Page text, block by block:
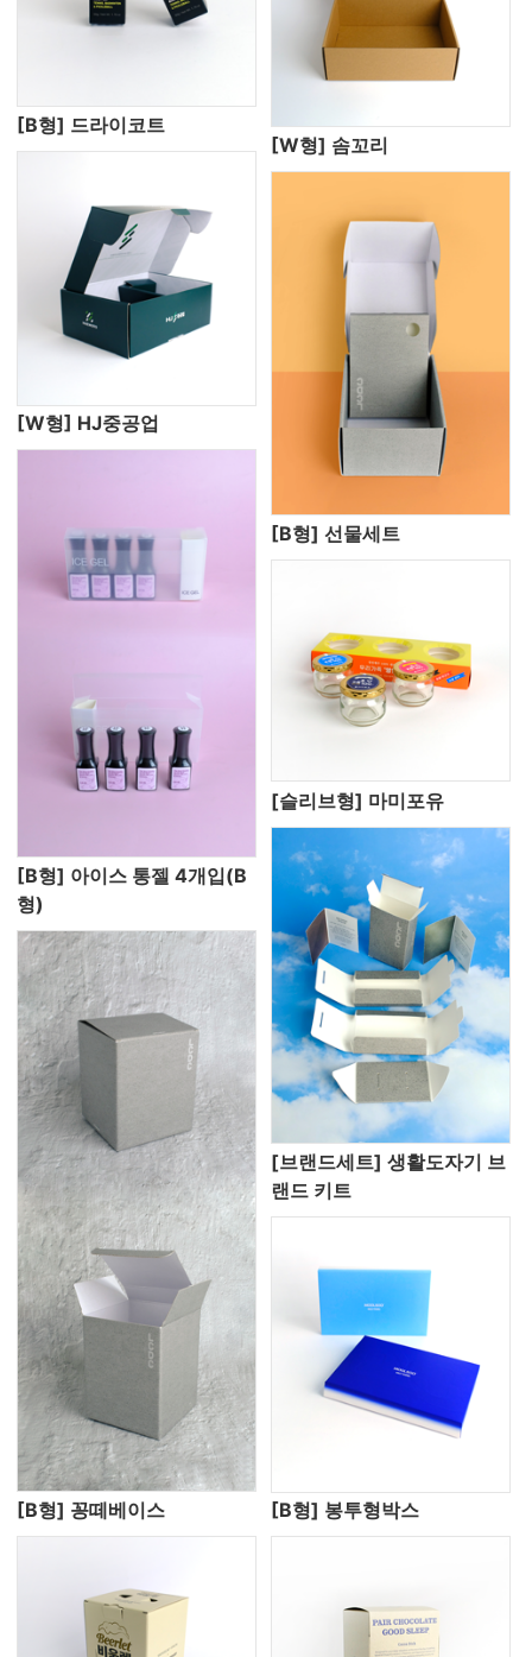
[B형] 드라이코트
[W형] 솜꼬리
[W형] HJ중공업
[B형] 선물세트
[B형] 아이스 통젤 4개입(B
형)
[슬리브형] 마미포유
[B형] 꽁떼베이스
[브랜드세트] 생활도자기 브
랜드 키트
[B형] 봉투형박스